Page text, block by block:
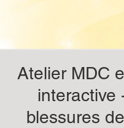
Atelier MDC
interactive
blessures